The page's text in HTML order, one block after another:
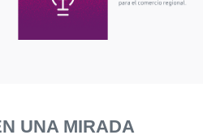
UNA MIRADA